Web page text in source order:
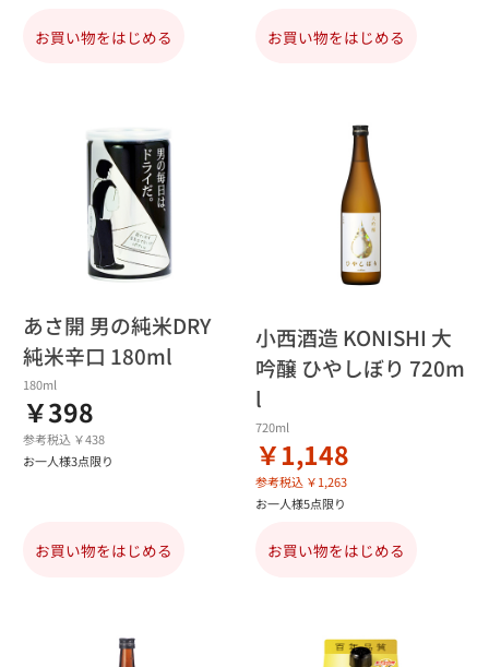
お買い物をはじめる お買い物をはじめる
あさ開 男の純米DRY
純米辛口 180ml
180ml
￥398
参考税込 ￥438
お一人様3点限り
お買い物をはじめる
小西酒造 KONISHI 大
吟醸 ひやしぼり 720m
l
720ml
￥1,148
参考税込 ￥1,263
お一人様5点限り
お買い物をはじめる